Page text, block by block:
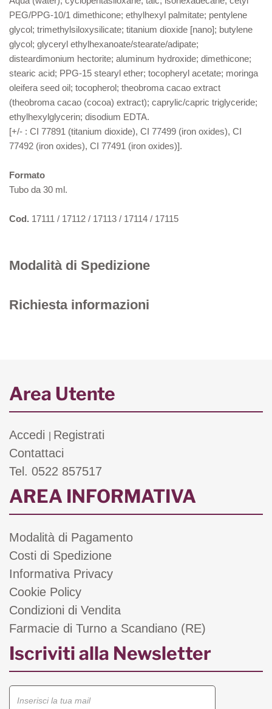
PEG/PPG-10/1 dimethicone; ethylhexyl palmitate; pentylene
glycol; trimethylsiloxysilicate; titanium dioxide [nano]; butylene
glycol; glyceryl ethylhexanoate/stearate/adipate;
disteardimonium hectorite; aluminum hydroxide; dimethicone;
stearic acid; PPG-15 stearyl ether; tocopheryl acetate; moringa
oleifera seed oil; tocopherol; theobroma cacao extract
(theobroma cacao (cocoa) extract); caprylic/capric triglyceride;
ethylhexylglycerin; disodium EDTA.
[+/- : CI 77891 (titanium dioxide), CI 77499 (iron oxides), CI
77492 (iron oxides), CI 77491 (iron oxides)].
Formato
Tubo da 30 ml.
Cod. 17111 / 17112 / 17113 / 17114 / 17115
Modalità di Spedizione
Richiesta informazioni
Area Utente
Accedi
Registrati
Contattaci
Tel. 0522 857517
AREA INFORMATIVA
Modalità di Pagamento
Costi di Spedizione
Informativa Privacy
Cookie Policy
Condizioni di Vendita
Farmacie di Turno a Scandiano (RE)
Iscriviti alla Newsletter